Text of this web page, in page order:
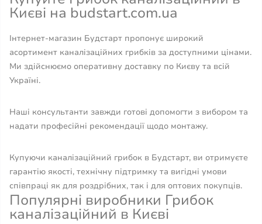
Києві на budstart.com.ua
Інтернет-магазин Будстарт пропонує широкий
асортимент каналізаційних грибків за доступними цінами.
Ми здійснюємо оперативну доставку по Києву та всій
Україні.
Наші консультанти завжди готові допомогти з вибором та
надати професійні рекомендації щодо монтажу.
Купуючи каналізаційний грибок в Будстарт, ви отримуєте
гарантію якості, технічну підтримку та вигідні умови
співпраці як для роздрібних, так і для оптових покупців.
Популярні виробники Грибок
каналізаційний в Києві